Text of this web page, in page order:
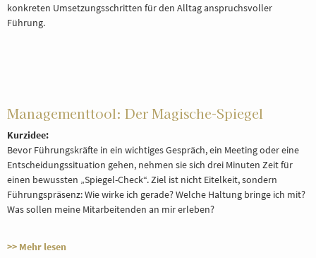
konkreten Umsetzungsschritten für den Alltag anspruchsvoller
Führung.
Managementtool: Der Magische-Spiegel
Kurzidee:
Bevor Führungskräfte in ein wichtiges Gespräch, ein Meeting oder eine
Entscheidungssituation gehen, nehmen sie sich drei Minuten Zeit für
einen bewussten „Spiegel-Check“. Ziel ist nicht Eitelkeit, sondern
Führungspräsenz: Wie wirke ich gerade? Welche Haltung bringe ich mit?
Was sollen meine Mitarbeitenden an mir erleben?
>> Mehr lesen